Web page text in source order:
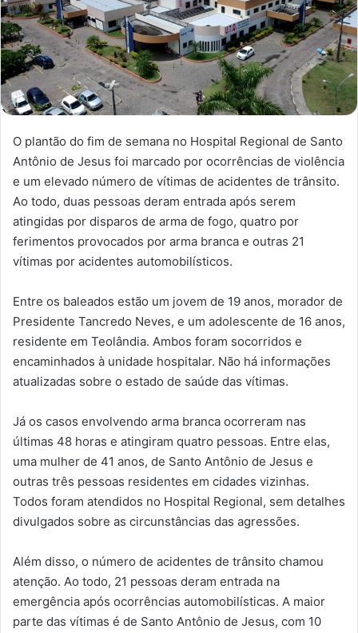
O plantão do fim de semana no Hospital Regional de Santo
Antônio de Jesus foi marcado por ocorrências de violência
e um elevado número de vítimas de acidentes de trânsito.
Ao todo, duas pessoas deram entrada após serem
atingidas por disparos de arma de fogo, quatro por
ferimentos provocados por arma branca e outras 21
vítimas por acidentes automobilísticos.
Entre os baleados estão um jovem de 19 anos, morador de
Presidente Tancredo Neves, e um adolescente de 16 anos,
residente em Teolândia. Ambos foram socorridos e
encaminhados à unidade hospitalar. Não há informações
atualizadas sobre o estado de saúde das vítimas.
Já os casos envolvendo arma branca ocorreram nas
últimas 48 horas e atingiram quatro pessoas. Entre elas,
uma mulher de 41 anos, de Santo Antônio de Jesus e
outras três pessoas residentes em cidades vizinhas.
Todos foram atendidos no Hospital Regional, sem detalhes
divulgados sobre as circunstâncias das agressões.
Além disso, o número de acidentes de trânsito chamou
atenção. Ao todo, 21 pessoas deram entrada na
emergência após ocorrências automobilísticas. A maior
parte das vítimas é de Santo Antônio de Jesus, com 10